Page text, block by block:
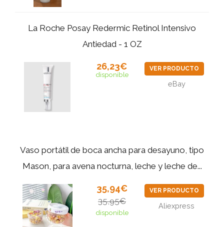
La Roche Posay Redermic Retinol Intensivo
Antiedad - 1 OZ
26,23€
disponible
VER PRODUCTO
eBay
Vaso portátil de boca ancha para desayuno, tipo
Mason, para avena nocturna, leche y leche de...
35,94€
35,95€
disponible
VER PRODUCTO
Aliexpress